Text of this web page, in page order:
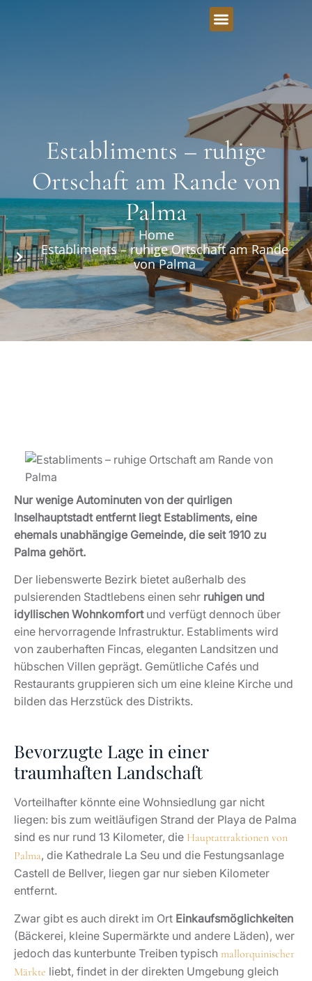
Establiments – ruhige
Ortschaft am Rande von
Palma
Home
Establiments – ruhige Ortschaft am Rande
von Palma
Nur wenige Autominuten von der quirligen
Inselhauptstadt entfernt liegt Establiments, eine
ehemals unabhängige Gemeinde, die seit 1910 zu
Palma gehört.
Der liebenswerte Bezirk bietet außerhalb des
pulsierenden Stadtlebens einen sehr ruhigen und
idyllischen Wohnkomfortund verfügt dennoch über
eine hervorragende Infrastruktur. Establiments wird
von zauberhaften Fincas, eleganten Landsitzen und
hübschen Villen geprägt. Gemütliche Cafés und
Restaurants gruppieren sich um eine kleine Kirche und
bilden das Herzstück des Distrikts.
Bevorzugte Lage in einer
traumhaften Landschaft
Vorteilhafter könnte eine Wohnsiedlung gar nicht
liegen: bis zum weitläufigen Strand der Playa de Palma
sind es nur rund 13 Kilometer, die Hauptattraktionen von
Palma, die Kathedrale La Seu und die Festungsanlage
Castell de Bellver, liegen gar nur sieben Kilometer
entfernt.
Zwar gibt es auch direkt im Ort Einkaufsmöglichkeiten
(Bäckerei, kleine Supermärkte und andere Läden), wer
jedoch das kunterbunte Treiben typisch mallorquinischer
Märkte liebt, findet in der direkten Umgebung gleich